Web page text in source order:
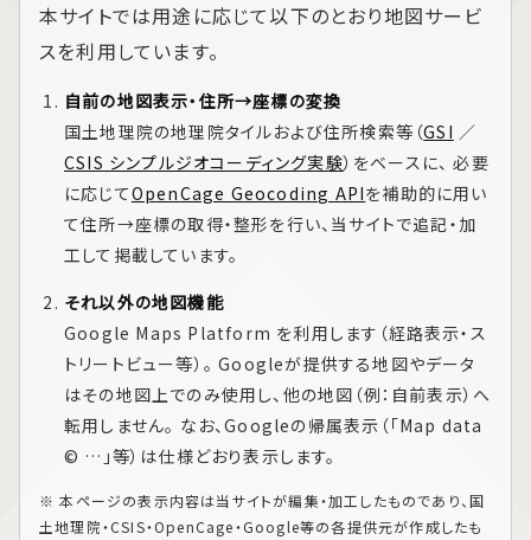
本サイトでは用途に応じて以下のとおり地図サービ
スを利用しています。
自前の地図表示・住所→座標の変換
国土地理院の地理院タイルおよび住所検索等（GSI ／
CSIS シンプルジオコーディング実験）をベースに、 必要
に応じてOpenCage Geocoding APIを補助的に用い
て住所→座標の取得・整形を行い、当サイトで追記・加
工して掲載しています。
それ以外の地図機能
Google Maps Platform を利用します（経路表示・ス
トリートビュー等）。 Googleが提供する地図やデータ
はその地図上でのみ使用し、他の地図（例：自前表示）へ
転用しません。 なお、Googleの帰属表示（「Map data
© …」等）は仕様どおり表示します。
※ 本ページの表示内容は当サイトが編集・加工したものであり、国
土地理院・CSIS・OpenCage・Google等の各提供元が作成したも